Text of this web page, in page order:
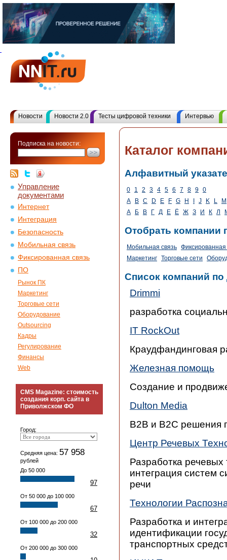
Новости Новости 2.0 Тесты цифровой техники Интервью
Подписка на новости:
Управление
документами
Интернет
Интеграция
Безопасность
Мобильная связь
Фиксированная связь
ПО
Рынок ПК
Маркетинг
Торговые сети
Оборудование
Outsourcing
Кадры
Регулирование
Финансы
Web
CMS Magazine: стоимость
создания корп. сайта в
Приволжском ФО
Город:
Средняя цена: 57 958
рублей
До 50 000
97
От 50 000 до 100 000
67
От 100 000 до 200 000
32
От 200 000 до 300 000
Каталог
Алфавитный
0 1 2 3 4 5 6 7 8 9 0
A
B C D E F G H J K L
M
А
Б В Г Д Е Ё Ж З И К Л
Отобрать компании
Мобильная связь Фиксированная
Маркетинг Торговые сети
Список компаний по
Drimmi
разработка
IT RockOut
Краудфандинговая
Железная помощь
Создание и
Dulton Media
B2B и B2C решения
Центр Речевых
Разработка
интеграция систем
речи
Технологии
Разработка и
идентификации
транспортных